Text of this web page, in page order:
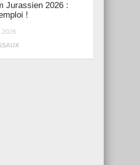
Jurassien 2026 :
!
2026